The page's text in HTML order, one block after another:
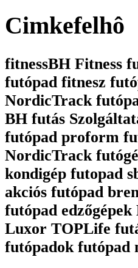
Cimkefelhô
fitnessBH Fitness
futópad fitnesz
NordicTrack
BH futás
futópad proform
NordicTrack
kondigép futopad
akciós futópad
futópad
Luxor TOPLife
futópadok futópad